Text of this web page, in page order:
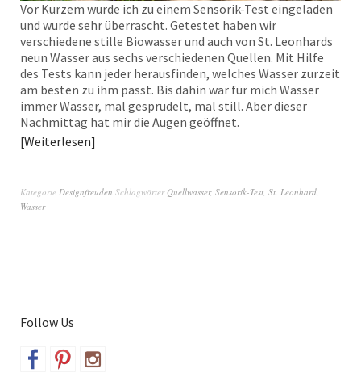
Vor Kurzem wurde ich zu einem Sensorik-Test eingeladen
und wurde sehr überrascht. Getestet haben wir
verschiedene stille Biowasser und auch von St. Leonhards
neun Wasser aus sechs verschiedenen Quellen. Mit Hilfe
des Tests kann jeder herausfinden, welches Wasser zurzeit
am besten zu ihm passt. Bis dahin war für mich Wasser
immer Wasser, mal gesprudelt, mal still. Aber dieser
Nachmittag hat mir die Augen geöffnet.
Weiterlesen
Kategorie Designfreuden SchlagwörterQuellwasser, Sensorik-Test, St. Leonhard,
Wasser
Follow Us